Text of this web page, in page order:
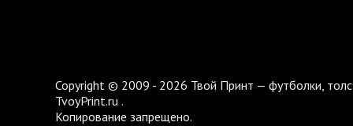
Copyright © 2009 - 2026 Твой Принт — футболки,
TvoyPrint.ru .
Копирование запрещено.